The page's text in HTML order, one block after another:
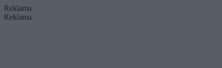
Reklama
Reklama